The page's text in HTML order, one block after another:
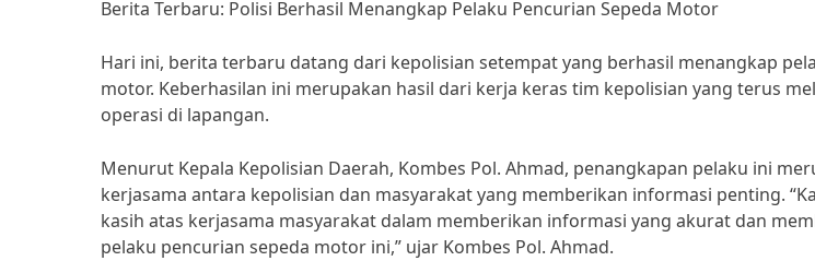
Berita Terbaru: Polisi Berhasil Menangkap Pelaku Pencurian Sepeda Motor
Hari ini, berita terbaru datang dari kepolisian setempat yang berhasil menangkap
motor. Keberhasilan ini merupakan hasil dari kerja keras tim kepolisian yang terus
operasi di lapangan.
Menurut Kepala Kepolisian Daerah, Kombes Pol. Ahmad, penangkapan pelaku ini
kerjasama antara kepolisian dan masyarakat yang memberikan informasi penting.
kasih atas kerjasama masyarakat dalam memberikan informasi yang akurat dan
pelaku pencurian sepeda motor ini,” ujar Kombes Pol. Ahmad.